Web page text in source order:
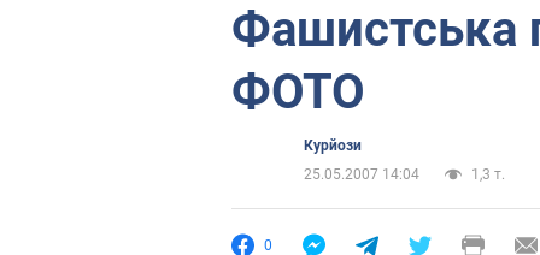
Фашистська
ФОТО
Курйози
25.05.2007 14:04
1,3 т.
0